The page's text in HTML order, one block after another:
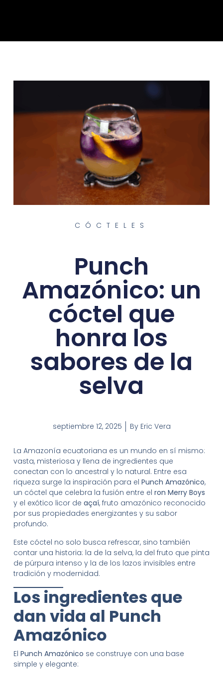
CÓCTELES
Punch
Amazónico: un
cóctel que
honra los
sabores de la
selva
septiembre 12, 2025 ByEric Vera
La Amazonía ecuatoriana es un mundo en sí mismo:
vasta, misteriosa y llena de ingredientes que
conectan con lo ancestral y lo natural. Entre esa
riqueza surge la inspiración para el Punch Amazónico,
un cóctel que celebra la fusión entre el ron Merry Boys
y el exótico licor de açaí, fruto amazónico reconocido
por sus propiedades energizantes y su sabor
profundo.
Este cóctel no solo busca refrescar, sino también
contar una historia: la de la selva, la del fruto que pinta
de púrpura intenso y la de los lazos invisibles entre
tradición y modernidad.
Los ingredientes que
dan vida al Punch
Amazónico
El Punch Amazónico se construye con una base
simple y elegante: